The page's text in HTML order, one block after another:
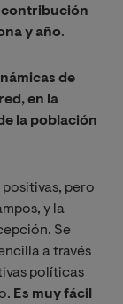
contribución
y año.
de
en la
la población
positivas, pero
y la
Se
a través
políticas
Es muy fácil